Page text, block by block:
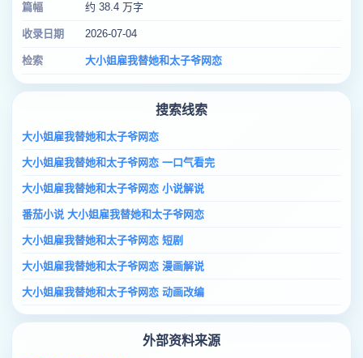
篇幅 约 38.4 万字
收录日期 2026-07-04
检索 大小姐雇我替她和太子爷网恋
搜索线索
大小姐雇我替她和太子爷网恋
大小姐雇我替她和太子爷网恋 一口气看完
大小姐雇我替她和太子爷网恋 小说解说
番茄小说 大小姐雇我替她和太子爷网恋
大小姐雇我替她和太子爷网恋 短剧
大小姐雇我替她和太子爷网恋 漫画解说
大小姐雇我替她和太子爷网恋 动画改编
外部资料来源